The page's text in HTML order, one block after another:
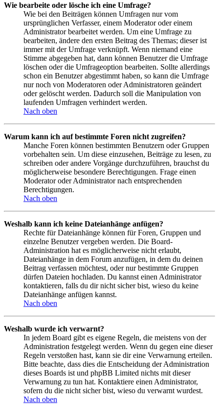
Wie bearbeite oder lösche ich eine Umfrage?
Wie bei den Beiträgen können Umfragen nur vom
ursprünglichen Verfasser, einem Moderator oder einem
Administrator bearbeitet werden. Um eine Umfrage zu
bearbeiten, ändere den ersten Beitrag des Themas; dieser ist
immer mit der Umfrage verknüpft. Wenn niemand eine
Stimme abgegeben hat, dann können Benutzer die Umfrage
löschen oder die Umfrageoption bearbeiten. Sollte allerdings
schon ein Benutzer abgestimmt haben, so kann die Umfrage
nur noch von Moderatoren oder Administratoren geändert
oder gelöscht werden. Dadurch soll die Manipulation von
laufenden Umfragen verhindert werden.
Nach oben
Warum kann ich auf bestimmte Foren nicht zugreifen?
Manche Foren können bestimmten Benutzern oder Gruppen
vorbehalten sein. Um diese einzusehen, Beiträge zu lesen, zu
schreiben oder andere Vorgänge durchzuführen, brauchst du
möglicherweise besondere Berechtigungen. Frage einen
Moderator oder Administrator nach entsprechenden
Berechtigungen.
Nach oben
Weshalb kann ich keine Dateianhänge anfügen?
Rechte für Dateianhänge können für Foren, Gruppen und
einzelne Benutzer vergeben werden. Die Board-
Administration hat es möglicherweise nicht erlaubt,
Dateianhänge in dem Forum anzufügen, in dem du deinen
Beitrag verfassen möchtest, oder nur bestimmte Gruppen
dürfen Dateien hochladen. Du kannst einen Administrator
kontaktieren, falls du dir nicht sicher bist, wieso du keine
Dateianhänge anfügen kannst.
Nach oben
Weshalb wurde ich verwarnt?
In jedem Board gibt es eigene Regeln, die meistens von der
Administration festgelegt werden. Wenn du gegen eine dieser
Regeln verstoßen hast, kann sie dir eine Verwarnung erteilen.
Bitte beachte, dass dies die Entscheidung der Administration
dieses Boards ist und phpBB Limited nichts mit dieser
Verwarnung zu tun hat. Kontaktiere einen Administrator,
sofern du die nicht sicher bist, wieso du verwarnt wurdest.
Nach oben